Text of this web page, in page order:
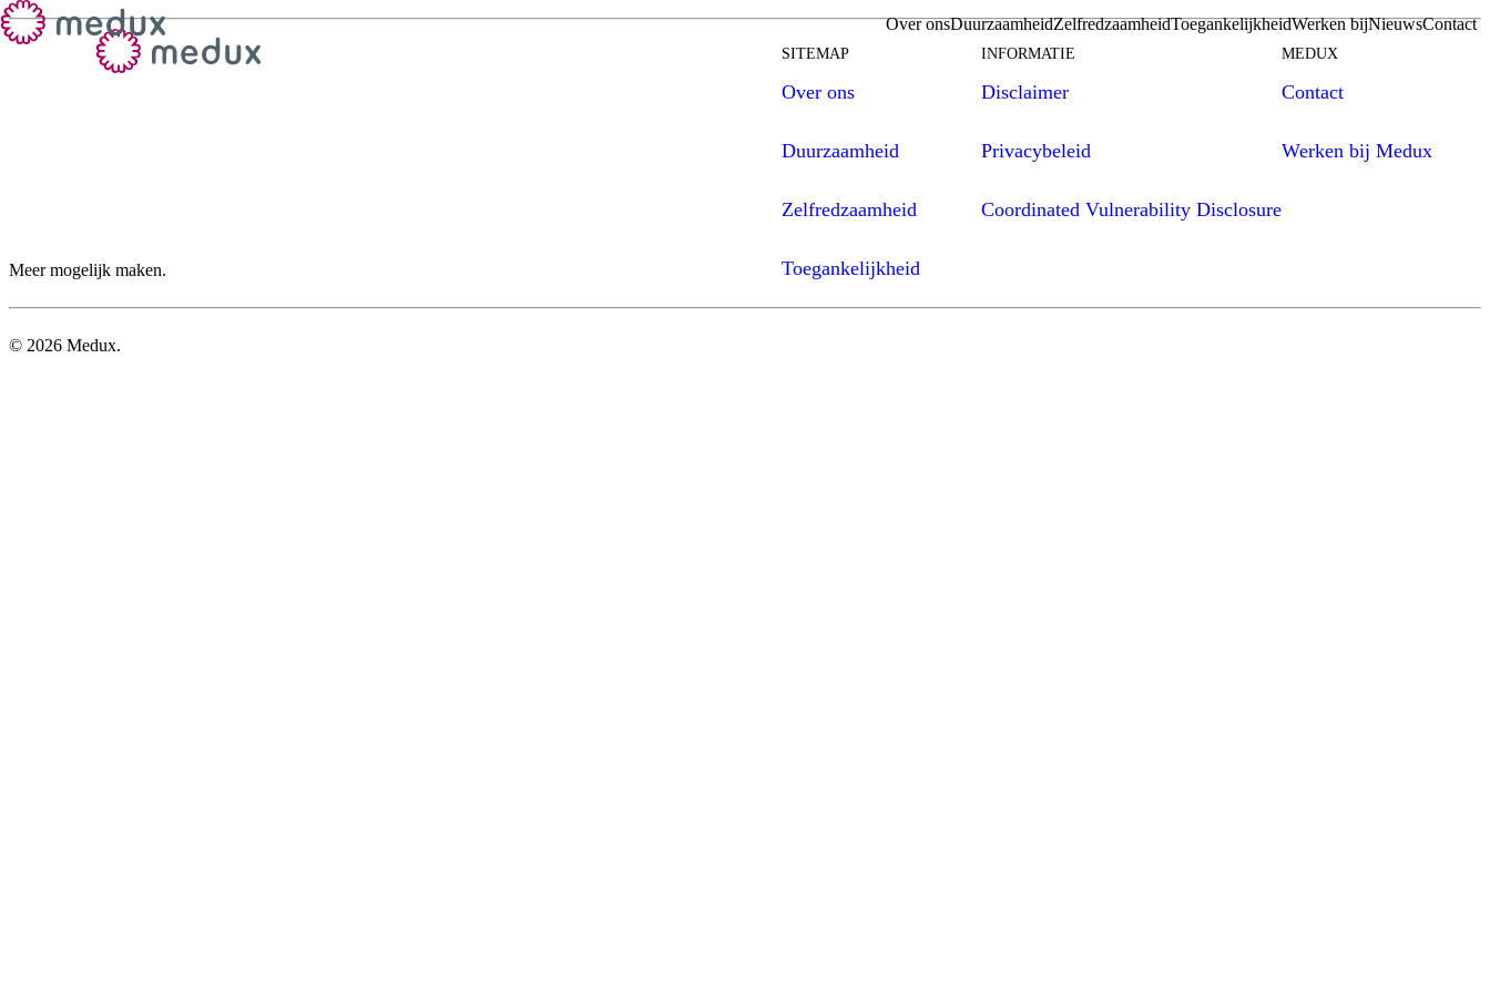
Over onsDuurzaamheidZelfredzaamheidToegankelijkheidWerken bijNieuwsContact
Meer mogelijk maken.
SITEMAP
Over ons
Duurzaamheid
Zelfredzaamheid
Toegankelijkheid
INFORMATIE
Disclaimer
Privacybeleid
Coordinated Vulnerability Disclosure
MEDUX
Contact
Werken bij Medux
© 2026 Medux.